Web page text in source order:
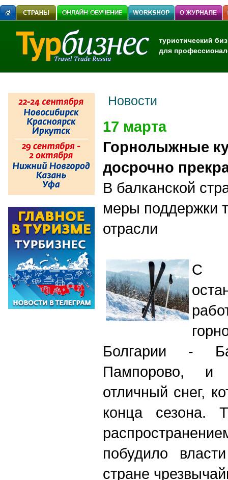
туристический
для
Новости
17 марта
Горнолыжные
досрочно
В балканской
меры поддержки
отрасли
С
Болгарии -
Пампорово, и
отличный снег,
конца сезона.
побудило
стране